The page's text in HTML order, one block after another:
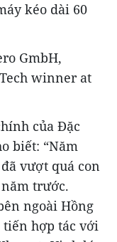
kéo dài 60
của Đặc
biết: “Năm
vượt quá con
năm trước.
ngoài Hồng
tiến hợp tác với